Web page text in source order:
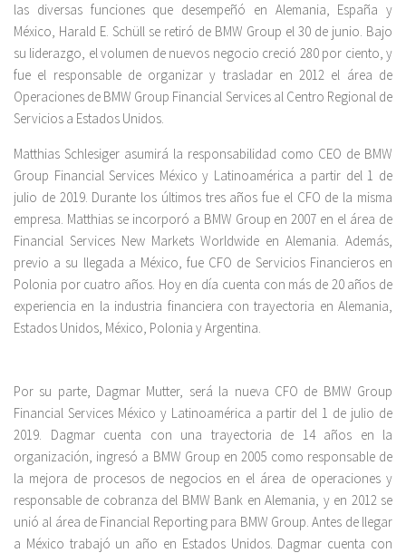
las diversas funciones que desempeñó en Alemania, España y
México, Harald E. Schüll se retiró de BMW Group el 30 de junio. Bajo
su liderazgo, el volumen de nuevos negocio creció 280 por ciento, y
fue el responsable de organizar y trasladar en 2012 el área de
Operaciones de BMW Group Financial Services al Centro Regional de
Servicios a Estados Unidos.
Matthias Schlesiger asumirá la responsabilidad como CEO de BMW
Group Financial Services México y Latinoamérica a partir del 1 de
julio de 2019. Durante los últimos tres años fue el CFO de la misma
empresa. Matthias se incorporó a BMW Group en 2007 en el área de
Financial Services New Markets Worldwide en Alemania. Además,
previo a su llegada a México, fue CFO de Servicios Financieros en
Polonia por cuatro años. Hoy en día cuenta con más de 20 años de
experiencia en la industria financiera con trayectoria en Alemania,
Estados Unidos, México, Polonia y Argentina.
Por su parte, Dagmar Mutter, será la nueva CFO de BMW Group
Financial Services México y Latinoamérica a partir del 1 de julio de
2019. Dagmar cuenta con una trayectoria de 14 años en la
organización, ingresó a BMW Group en 2005 como responsable de
la mejora de procesos de negocios en el área de operaciones y
responsable de cobranza del BMW Bank en Alemania, y en 2012 se
unió al área de Financial Reporting para BMW Group. Antes de llegar
a México trabajó un año en Estados Unidos. Dagmar cuenta con